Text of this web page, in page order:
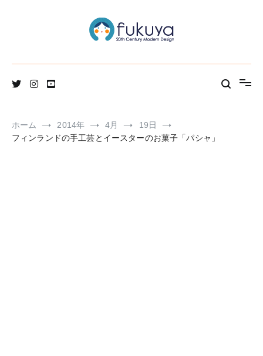
ホーム 2014年 4月
19日
フィンランドの手工芸とイースターのお菓子「パシャ」